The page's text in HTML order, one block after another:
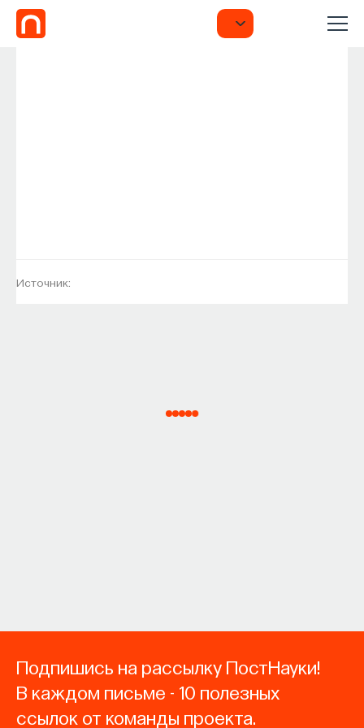
Источник:
Подпишись на рассылку ПостНауки!
В каждом письме - 10 полезных
ссылок от команды проекта.